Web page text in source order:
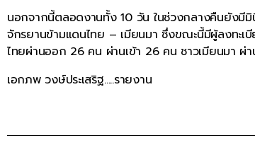
นอกจากนี้ตลอดงานทั้ง 10 วัน ในช่วงกลางคืนยังมีมิ
จักรยานข้ามแดนไทย – เมียนมา ซึ่งขณะนี้มีผู้ลงทะเ
ไทยผ่านออก 26 คน ผ่านเข้า 26 คน ชาวเมียนมา ผ่
เอกภพ วงษ์ประเสริฐ…..รายงาน